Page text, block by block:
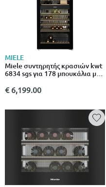
MIELE
Miele συντηρητής κρασιών kwt
6834 sgs για 178 μπουκάλια με
φωτισμό
€ 6,199.00